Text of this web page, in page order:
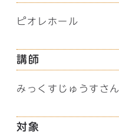
ピオレホール
講師
みっくすじゅうすさん
対象